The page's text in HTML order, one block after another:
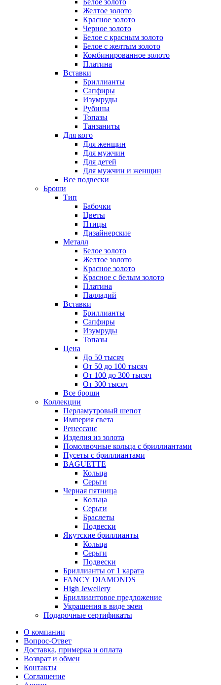
Белое золото
Желтое золото
Красное золото
Черное золото
Белое с красным золото
Белое с желтым золото
Комбинированное золото
Платина
Вставки
Бриллианты
Сапфиры
Изумруды
Рубины
Топазы
Танзаниты
Для кого
Для женщин
Для мужчин
Для детей
Для мужчин и женщин
Все подвески
Броши
Тип
Бабочки
Цветы
Птицы
Дизайнерские
Металл
Белое золото
Желтое золото
Красное золото
Красное с белым золото
Платина
Палладий
Вставки
Бриллианты
Сапфиры
Изумруды
Топазы
Цена
До 50 тысяч
От 50 до 100 тысяч
От 100 до 300 тысяч
От 300 тысяч
Все броши
Коллекции
Перламутровый шепот
Империя света
Ренессанс
Изделия из золота
Помолвочные кольца с бриллиантами
Пусеты с бриллиантами
BAGUETTE
Кольца
Серьги
Черная пятница
Кольца
Серьги
Браслеты
Подвески
Якутские бриллианты
Кольца
Серьги
Подвески
Бриллианты от 1 карата
FANCY DIAMONDS
High Jewellery
Бриллиантовое предложение
Украшения в виде змеи
Подарочные сертификаты
О компании
Вопрос-Ответ
Доставка, примерка и оплата
Возврат и обмен
Контакты
Соглашение